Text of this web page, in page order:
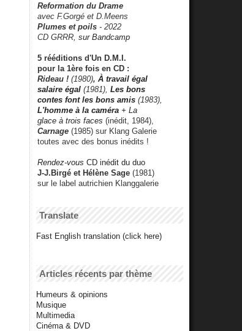
Reformation du Drame
avec F.Gorgé et D.Meens
Plumes et poils - 2022
CD GRRR, sur Bandcamp
5 rééditions d'Un D.M.I.
pour la 1ère fois en CD :
Rideau ! (1980), À travail égal
salaire égal (1981), Les bons
contes font les bons amis (1983),
L'homme à la caméra + La
glace à trois faces (inédit, 1984),
Carnage (1985) sur Klang Galerie
toutes avec des bonus inédits !
Rendez-vous CD inédit du duo
J-J.Birgé et Hélène Sage (1981)
sur le label autrichien Klanggalerie
Translate
Fast English translation (click here)
Articles récents par thème
Humeurs & opinions
Musique
Multimedia
Cinéma & DVD